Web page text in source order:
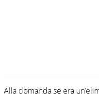
Alla domanda se era